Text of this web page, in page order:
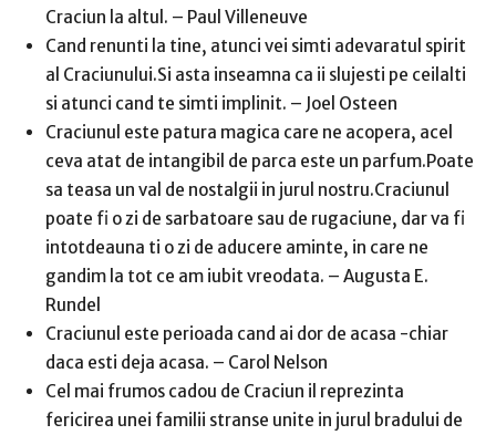
Craciun la altul. – Paul Villeneuve
Cand renunti la tine, atunci vei simti adevaratul spirit
al Craciunului.Si asta inseamna ca ii slujesti pe ceilalti
si atunci cand te simti implinit. – Joel Osteen
Craciunul este patura magica care ne acopera, acel
ceva atat de intangibil de parca este un parfum.Poate
sa teasa un val de nostalgii in jurul nostru.Craciunul
poate fi o zi de sarbatoare sau de rugaciune, dar va fi
intotdeauna ti o zi de aducere aminte, in care ne
gandim la tot ce am iubit vreodata. – Augusta E.
Rundel
Craciunul este perioada cand ai dor de acasa -chiar
daca esti deja acasa. – Carol Nelson
Cel mai frumos cadou de Craciun il reprezinta
fericirea unei familii stranse unite in jurul bradului de